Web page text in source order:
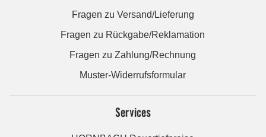
Fragen zu Versand/Lieferung
Fragen zu Rückgabe/Reklamation
Fragen zu Zahlung/Rechnung
Muster-Widerrufsformular
Services